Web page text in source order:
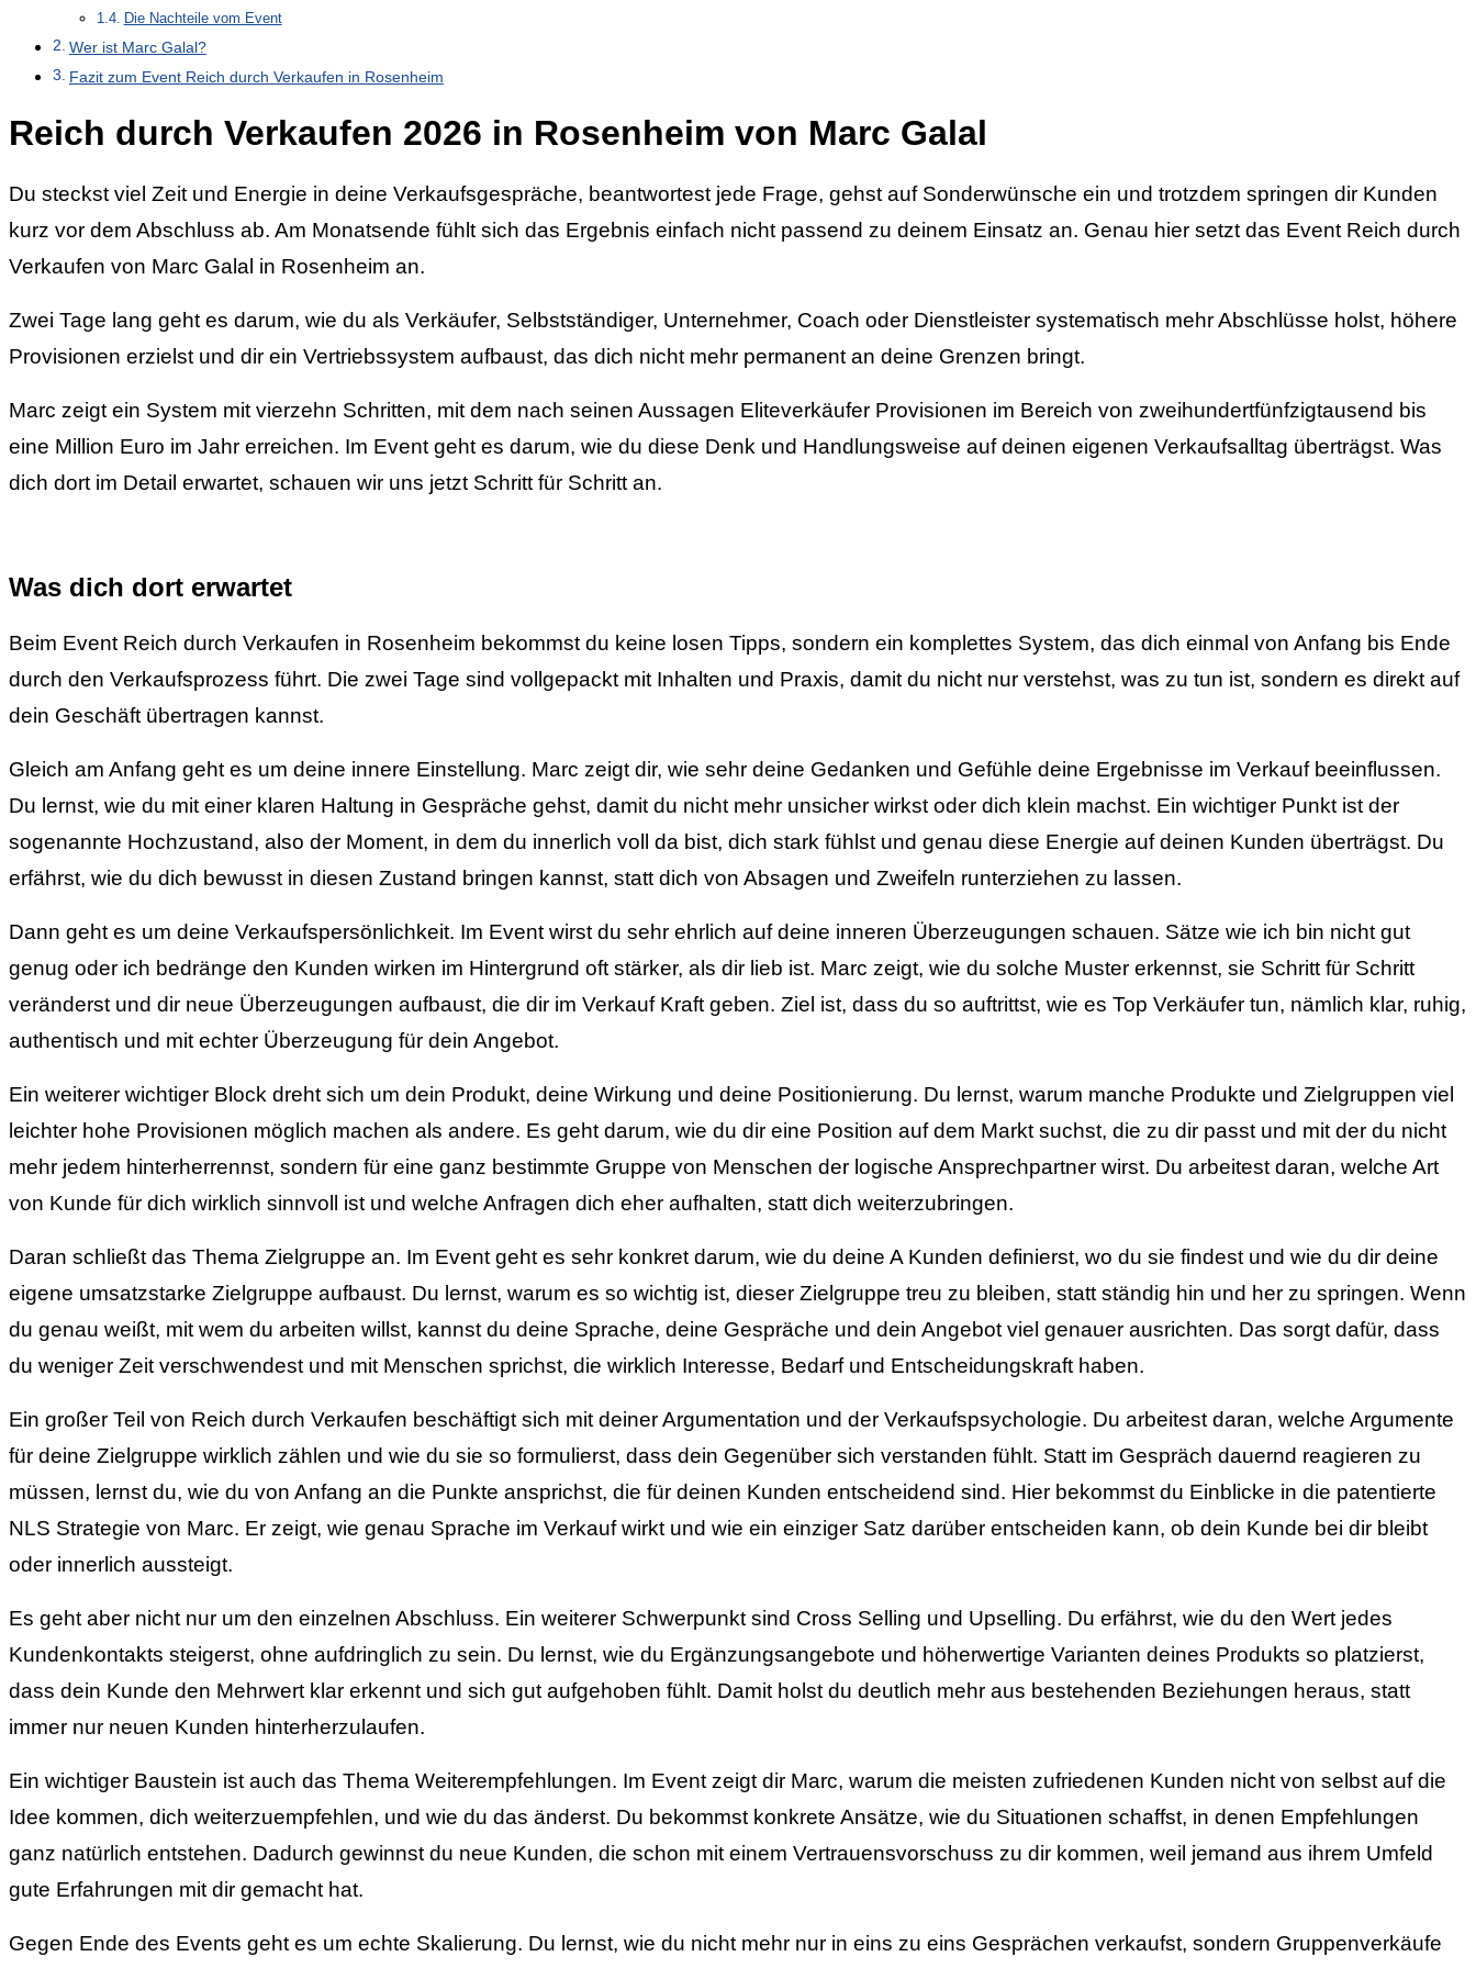
Die Nachteile vom Event
Wer ist Marc Galal?
Fazit zum Event Reich durch Verkaufen in Rosenheim
Reich durch Verkaufen 2026 in Rosenheim von Marc Galal
Du steckst viel Zeit und Energie in deine Verkaufsgespräche, beantwortest jede Frage, gehst auf Sonderwünsche ein und trotzdem springen dir Kunden
kurz vor dem Abschluss ab. Am Monatsende fühlt sich das Ergebnis einfach nicht passend zu deinem Einsatz an. Genau hier setzt das Event Reich durch
Verkaufen von Marc Galal in Rosenheim an.
Zwei Tage lang geht es darum, wie du als Verkäufer, Selbstständiger, Unternehmer, Coach oder Dienstleister systematisch mehr Abschlüsse holst, höhere
Provisionen erzielst und dir ein Vertriebssystem aufbaust, das dich nicht mehr permanent an deine Grenzen bringt.
Marc zeigt ein System mit vierzehn Schritten, mit dem nach seinen Aussagen Eliteverkäufer Provisionen im Bereich von zweihundertfünfzigtausend bis
eine Million Euro im Jahr erreichen. Im Event geht es darum, wie du diese Denk und Handlungsweise auf deinen eigenen Verkaufsalltag überträgst. Was
dich dort im Detail erwartet, schauen wir uns jetzt Schritt für Schritt an.
Was dich dort erwartet
Beim Event Reich durch Verkaufen in Rosenheim bekommst du keine losen Tipps, sondern ein komplettes System, das dich einmal von Anfang bis Ende
durch den Verkaufsprozess führt. Die zwei Tage sind vollgepackt mit Inhalten und Praxis, damit du nicht nur verstehst, was zu tun ist, sondern es direkt auf
dein Geschäft übertragen kannst.
Gleich am Anfang geht es um deine innere Einstellung. Marc zeigt dir, wie sehr deine Gedanken und Gefühle deine Ergebnisse im Verkauf beeinflussen.
Du lernst, wie du mit einer klaren Haltung in Gespräche gehst, damit du nicht mehr unsicher wirkst oder dich klein machst. Ein wichtiger Punkt ist der
sogenannte Hochzustand, also der Moment, in dem du innerlich voll da bist, dich stark fühlst und genau diese Energie auf deinen Kunden überträgst. Du
erfährst, wie du dich bewusst in diesen Zustand bringen kannst, statt dich von Absagen und Zweifeln runterziehen zu lassen.
Dann geht es um deine Verkaufspersönlichkeit. Im Event wirst du sehr ehrlich auf deine inneren Überzeugungen schauen. Sätze wie ich bin nicht gut
genug oder ich bedränge den Kunden wirken im Hintergrund oft stärker, als dir lieb ist. Marc zeigt, wie du solche Muster erkennst, sie Schritt für Schritt
veränderst und dir neue Überzeugungen aufbaust, die dir im Verkauf Kraft geben. Ziel ist, dass du so auftrittst, wie es Top Verkäufer tun, nämlich klar, ruhig,
authentisch und mit echter Überzeugung für dein Angebot.
Ein weiterer wichtiger Block dreht sich um dein Produkt, deine Wirkung und deine Positionierung. Du lernst, warum manche Produkte und Zielgruppen viel
leichter hohe Provisionen möglich machen als andere. Es geht darum, wie du dir eine Position auf dem Markt suchst, die zu dir passt und mit der du nicht
mehr jedem hinterherrennst, sondern für eine ganz bestimmte Gruppe von Menschen der logische Ansprechpartner wirst. Du arbeitest daran, welche Art
von Kunde für dich wirklich sinnvoll ist und welche Anfragen dich eher aufhalten, statt dich weiterzubringen.
Daran schließt das Thema Zielgruppe an. Im Event geht es sehr konkret darum, wie du deine A Kunden definierst, wo du sie findest und wie du dir deine
eigene umsatzstarke Zielgruppe aufbaust. Du lernst, warum es so wichtig ist, dieser Zielgruppe treu zu bleiben, statt ständig hin und her zu springen. Wenn
du genau weißt, mit wem du arbeiten willst, kannst du deine Sprache, deine Gespräche und dein Angebot viel genauer ausrichten. Das sorgt dafür, dass
du weniger Zeit verschwendest und mit Menschen sprichst, die wirklich Interesse, Bedarf und Entscheidungskraft haben.
Ein großer Teil von Reich durch Verkaufen beschäftigt sich mit deiner Argumentation und der Verkaufspsychologie. Du arbeitest daran, welche Argumente
für deine Zielgruppe wirklich zählen und wie du sie so formulierst, dass dein Gegenüber sich verstanden fühlt. Statt im Gespräch dauernd reagieren zu
müssen, lernst du, wie du von Anfang an die Punkte ansprichst, die für deinen Kunden entscheidend sind. Hier bekommst du Einblicke in die patentierte
NLS Strategie von Marc. Er zeigt, wie genau Sprache im Verkauf wirkt und wie ein einziger Satz darüber entscheiden kann, ob dein Kunde bei dir bleibt
oder innerlich aussteigt.
Es geht aber nicht nur um den einzelnen Abschluss. Ein weiterer Schwerpunkt sind Cross Selling und Upselling. Du erfährst, wie du den Wert jedes
Kundenkontakts steigerst, ohne aufdringlich zu sein. Du lernst, wie du Ergänzungsangebote und höherwertige Varianten deines Produkts so platzierst,
dass dein Kunde den Mehrwert klar erkennt und sich gut aufgehoben fühlt. Damit holst du deutlich mehr aus bestehenden Beziehungen heraus, statt
immer nur neuen Kunden hinterherzulaufen.
Ein wichtiger Baustein ist auch das Thema Weiterempfehlungen. Im Event zeigt dir Marc, warum die meisten zufriedenen Kunden nicht von selbst auf die
Idee kommen, dich weiterzuempfehlen, und wie du das änderst. Du bekommst konkrete Ansätze, wie du Situationen schaffst, in denen Empfehlungen
ganz natürlich entstehen. Dadurch gewinnst du neue Kunden, die schon mit einem Vertrauensvorschuss zu dir kommen, weil jemand aus ihrem Umfeld
gute Erfahrungen mit dir gemacht hat.
Gegen Ende des Events geht es um echte Skalierung. Du lernst, wie du nicht mehr nur in eins zu eins Gesprächen verkaufst, sondern Gruppenverkäufe